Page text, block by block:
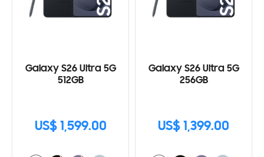
Galaxy S26 Ultra 5G
512GB
US$ 1,599.00
Galaxy S26 Ultra 5G
256GB
US$ 1,399.00